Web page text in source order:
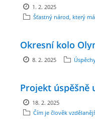
FOTOALBUM
ŠKOLNÍ DRUŽINA
ŠKOLNÍ JÍDELNA
1. 2. 2025
Šťastný národ, který
Okresní kolo
8. 2. 2025
Projekt úspěšně
18. 2. 2025
Čím je člověk